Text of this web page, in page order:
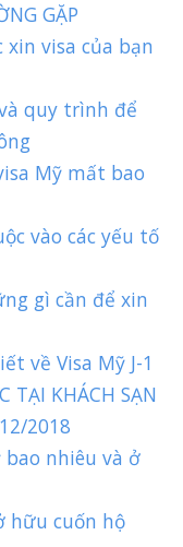
GẶP
xin visa của bạn
quy trình để
Mỹ mất bao
vào các yếu tố
gì cần để xin
về Visa Mỹ J-1
TẠI KHÁCH SẠN
2018
nhiêu và ở
hữu cuốn hộ